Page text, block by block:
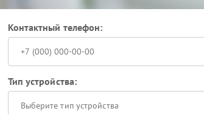
Контактный телефон:
Тип устройства:
Выберите тип устройства